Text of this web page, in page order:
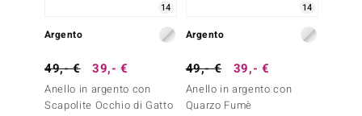
14
Argento
49,- € 39,- €
Anello in argento con
Scapolite Occhio di Gatto
14
Argento
49,- € 39,- €
Anello in argento con
Quarzo Fumè